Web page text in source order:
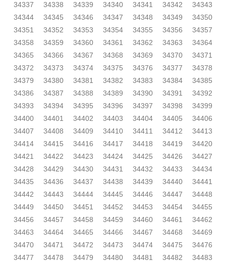
34337
34338 34339 34340 34341 34342
34343
34344
34345 34346 34347 34348 34349
34350
34351
34352 34353 34354 34355 34356
34357
34358
34359 34360 34361 34362 34363
34364
34365
34366 34367 34368 34369 34370
34371
34372
34373 34374 34375 34376 34377
34378
34379
34380 34381 34382 34383 34384
34385
34386
34387 34388 34389 34390 34391
34392
34393
34394 34395 34396 34397 34398
34399
34400
34401 34402 34403 34404 34405
34406
34407
34408 34409 34410 34411 34412
34413
34414
34415 34416 34417 34418 34419
34420
34421
34422 34423 34424 34425 34426
34427
34428
34429 34430 34431 34432 34433
34434
34435
34436 34437 34438 34439 34440
34441
34442
34443 34444 34445 34446 34447
34448
34449
34450 34451 34452 34453 34454
34455
34456
34457 34458 34459 34460 34461
34462
34463
34464 34465 34466 34467 34468
34469
34470
34471 34472 34473 34474 34475
34476
34477
34478 34479 34480 34481 34482
34483